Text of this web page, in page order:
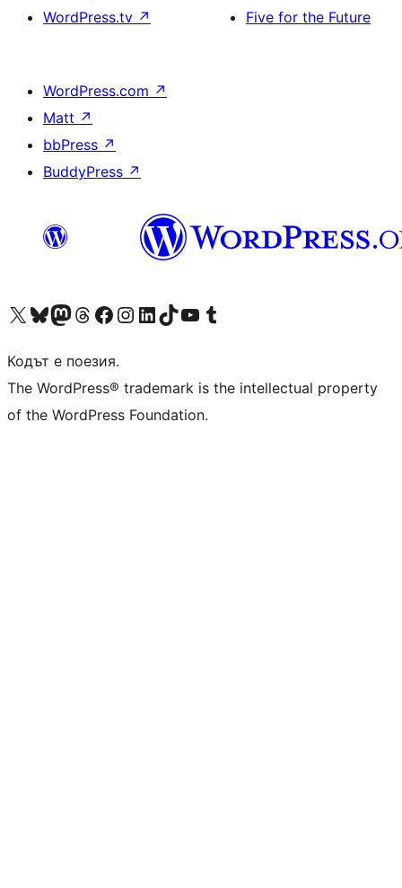
WordPress.tv ↗
Five for the Future
WordPress.com ↗
Matt ↗
bbPress ↗
BuddyPress ↗
Visit our X (formerly Twitter) account
Visit our Bluesky account
Visit our Mastodon account
Visit our Threads account
Посетете нашата страница във Facebook
Посетете нашия профил в Instagram
Посетете нашия профил в LinkedIn
Visit our TikTok account
Visit our YouTube channel
Visit our Tumblr account
Кодът е поезия.
The WordPress® trademark is the intellectual property
of the WordPress Foundation.